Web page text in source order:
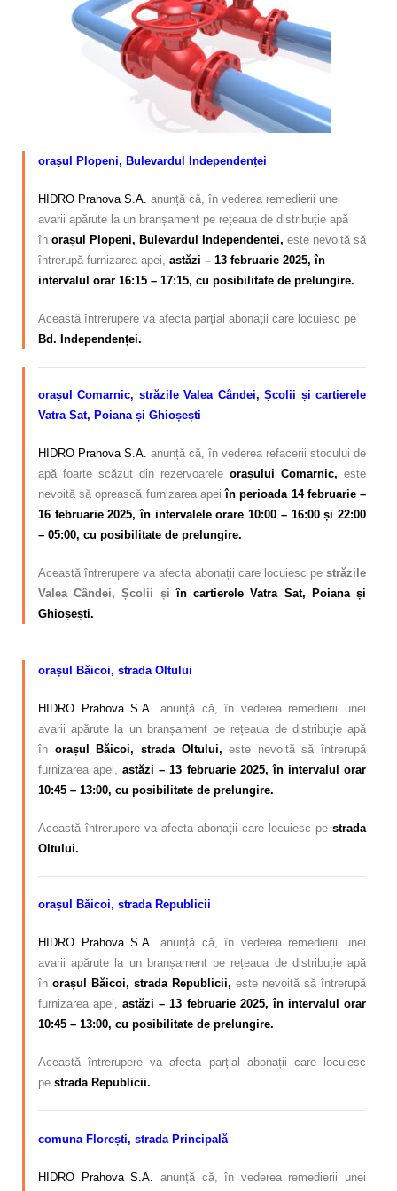
Calitatea apei
Comunicare
orașul Plopeni, Bulevardul Independenței
HIDRO Prahova S.A. anunță că, în vederea remedierii unei
avarii apărute la un branșament pe rețeaua de distribuție apă
în orașul Plopeni, Bulevardul Independenței, este nevoită să
întrerupă furnizarea apei, astăzi – 13 februarie 2025, în
intervalul orar 16:15 – 17:15, cu posibilitate de prelungire.
Această întrerupere va afecta parțial abonații care locuiesc pe
Bd. Independenței.
orașul Comarnic, străzile Valea Cândei, Școlii și cartierele
Vatra Sat, Poiana și Ghioșești
HIDRO Prahova S.A. anunță că, în vederea refacerii stocului de
apă foarte scăzut din rezervoarele orașului Comarnic, este
nevoită să oprească furnizarea apeiîn perioada 14 februarie –
16 februarie 2025, în intervalele orare 10:00 – 16:00 și 22:00
– 05:00, cu posibilitate de prelungire.
Această întrerupere va afecta abonații care locuiesc pe străzile
Valea Cândei, Școlii șiîn cartierele Vatra Sat, Poiana și
Ghioșești.
orașul Băicoi, strada Oltului
HIDRO Prahova S.A.
anunță că, în vederea remedierii unei
avarii apărute la un branșament pe rețeaua de distribuție apă
în orașul Băicoi, strada Oltului,este nevoită să întrerupă
furnizarea apei,astăzi – 13 februarie 2025, în intervalul orar
10:45 – 13:00, cu posibilitate de prelungire.
Această întrerupere va afecta abonații care locuiesc pe strada
Oltului.
orașul Băicoi, strada Republicii
HIDRO Prahova S.A. anunță că, în vederea remedierii unei
avarii apărute la un branșament pe rețeaua de distribuție apă
în orașul Băicoi, strada Republicii, este nevoită să întrerupă
furnizarea apei,astăzi – 13 februarie 2025, în intervalul orar
10:45 – 13:00, cu posibilitate de prelungire.
Această întrerupere va afecta parțial abonații care locuiesc
pe strada Republicii.
comuna Florești, strada Principală
HIDRO Prahova S.A.
anunță că, în vederea remedierii unei